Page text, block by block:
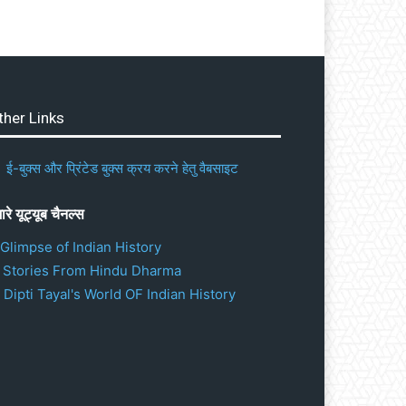
Links
ई-बुक्स और प्रिंटेड बुक्स क्रय करने हेतु वैबसाइट
यूट्यूब चैनल्स
Glimpse of Indian History
Stories From Hindu Dharma
Dipti Tayal's World OF Indian History